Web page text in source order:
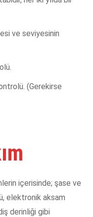
ve seviyesinin
(Gerekirse
içerisinde; şase ve
elektronik aksam
derinliği gibi